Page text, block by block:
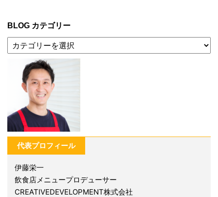
BLOG カテゴリー
代表プロフィール
伊藤栄一
飲食店メニュープロデューサー
CREATIVEDEVELOPMENT株式会社